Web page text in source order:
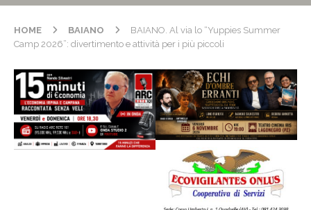
HOME BAIANO
BAIANO. Al via lo “Yuppies Summer
Camp 2026”: divertimento e attività per i più piccoli